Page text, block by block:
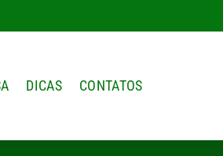
DICAS CONTATOS